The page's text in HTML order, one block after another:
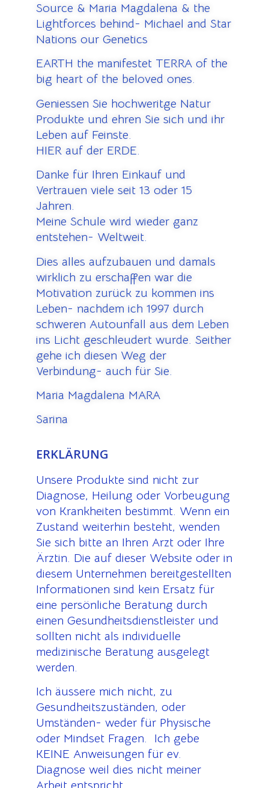
Source & Maria Magdalena & the
Lightforces behind- Michael and Star
Nations our Genetics
EARTH the manifestet TERRA of the
big heart of the beloved ones.
Geniessen Sie hochweritge Natur
Produkte und ehren Sie sich und ihr
Leben auf Feinste.
HIER auf der ERDE.
Danke für Ihren Einkauf und
Vertrauen viele seit 13 oder 15
Jahren.
Meine Schule wird wieder ganz
entstehen- Weltweit.
Dies alles aufzubauen und damals
wirklich zu erschaffen war die
Motivation zurück zu kommen ins
Leben- nachdem ich 1997 durch
schweren Autounfall aus dem Leben
ins Licht geschleudert wurde. Seither
gehe ich diesen Weg der
Verbindung- auch für Sie.
Maria Magdalena MARA
Sarina
ERKLÄRUNG
Unsere Produkte sind nicht zur
Diagnose, Heilung oder Vorbeugung
von Krankheiten bestimmt. Wenn ein
Zustand weiterhin besteht, wenden
Sie sich bitte an Ihren Arzt oder Ihre
Ärztin. Die auf dieser Website oder in
diesem Unternehmen bereitgestellten
Informationen sind kein Ersatz für
eine persönliche Beratung durch
einen Gesundheitsdienstleister und
sollten nicht als individuelle
medizinische Beratung ausgelegt
werden.
Ich äussere mich nicht, zu
Gesundheitszuständen, oder
Umständen- weder für Physische
oder Mindset Fragen. Ich gebe
KEINE Anweisungen für ev.
Diagnose weil dies nicht meiner